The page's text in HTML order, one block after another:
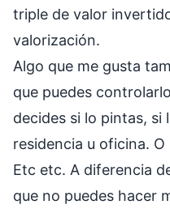
triple de valor
valorización.
Algo que me gusta
que puedes
decides si lo pintas, si
residencia u oficina.
Etc etc. A diferencia
que no puedes hacer